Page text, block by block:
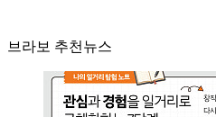
브라보 추천뉴스